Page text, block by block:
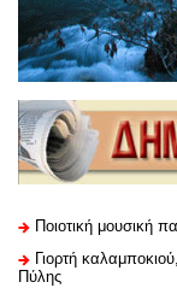
Ποιοτική μουσική
Γιορτή
Πύλης